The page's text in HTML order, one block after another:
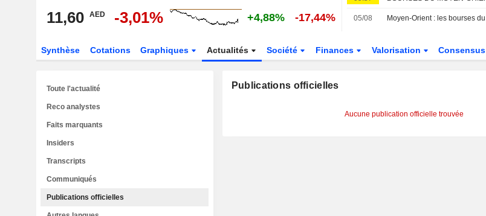
11,60 AED -3,01% +4,88% -17,44% 05/08
Synthèse Cotations Graphiques Actualités Société Finances Valorisation Consensus
Publications officielles
Aucune publication officielle trouvée
Toute l'actualité
Reco analystes
Faits marquants
Insiders
Transcripts
Communiqués
Publications officielles